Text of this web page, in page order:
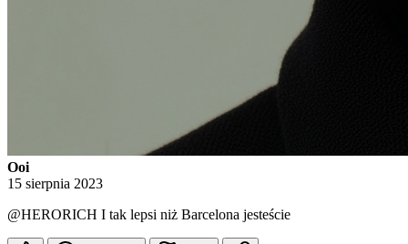
Ooi
15 sierpnia 2023
@HERORICH I tak lepsi niż Barcelona jesteście